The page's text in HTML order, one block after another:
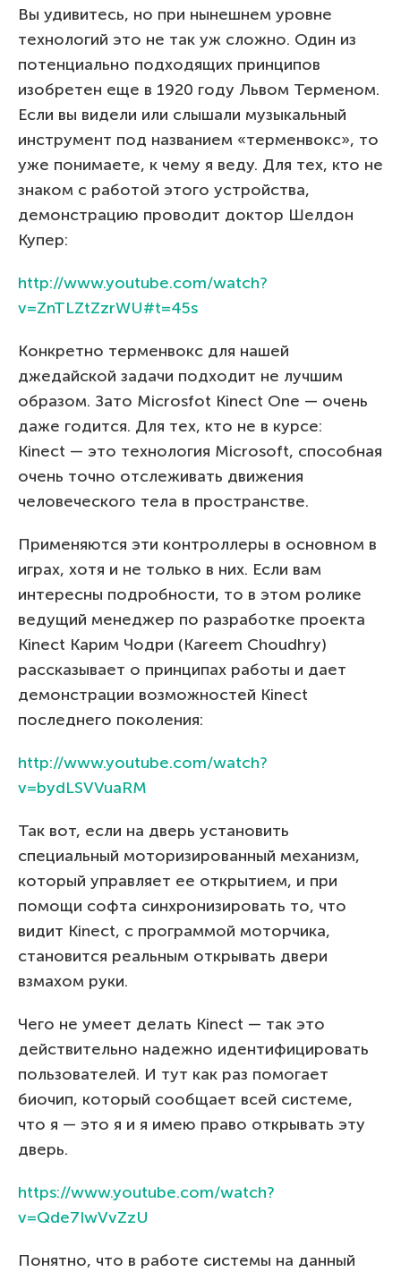
Вы удивитесь, но при нынешнем уровне
технологий это не так уж сложно. Один из
потенциально подходящих принципов
изобретен еще в 1920 году Львом Терменом.
Если вы видели или слышали музыкальный
инструмент под названием «терменвокс», то
уже понимаете, к чему я веду. Для тех, кто не
знаком с работой этого устройства,
демонстрацию проводит доктор Шелдон
Купер:
http://www.youtube.com/watch?
v=ZnTLZtZzrWU#t=45s
Конкретно терменвокс для нашей
джедайской задачи подходит не лучшим
образом. Зато Microsfot Kinect One — очень
даже годится. Для тех, кто не в курсе:
Kinect — это технология Microsoft, способная
очень точно отслеживать движения
человеческого тела в пространстве.
Применяются эти контроллеры в основном в
играх, хотя и не только в них. Если вам
интересны подробности, то в этом ролике
ведущий менеджер по разработке проекта
Kinect Карим Чодри (Kareem Choudhry)
рассказывает о принципах работы и дает
демонстрации возможностей Kinect
последнего поколения:
http://www.youtube.com/watch?
v=bydLSVVuaRM
Так вот, если на дверь установить
специальный моторизированный механизм,
который управляет ее открытием, и при
помощи софта синхронизировать то, что
видит Kinect, с программой моторчика,
становится реальным открывать двери
взмахом руки.
Чего не умеет делать Kinect — так это
действительно надежно идентифицировать
пользователей. И тут как раз помогает
биочип, который сообщает всей системе,
что я — это я и я имею право открывать эту
дверь.
https://www.youtube.com/watch?
v=Qde7IwVvZzU
Понятно, что в работе системы на данный